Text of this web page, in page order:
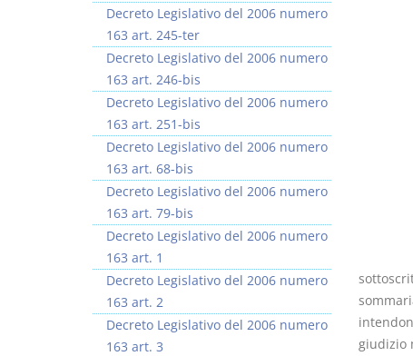
giudizio
Decreto Legislativo del 2006 numero
163 art. 245-ter
Decreto Legislativo del 2006 numero
163 art. 246-bis
Decreto Legislativo del 2006 numero
163 art. 251-bis
Decreto Legislativo del 2006 numero
163 art. 68-bis
Decreto Legislativo del 2006 numero
163 art. 79-bis
Decreto Legislativo del 2006 numero
163 art. 1
Decreto Legislativo del 2006 numero
163 art. 2
Decreto Legislativo del 2006 numero
163 art. 3